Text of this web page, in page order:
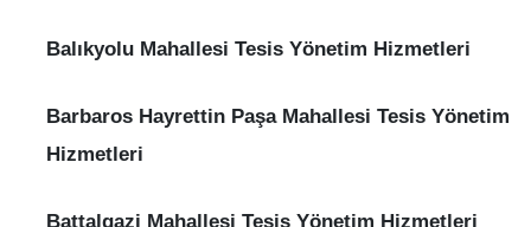
Balıkyolu Mahallesi Tesis Yönetim Hizmetleri
Barbaros Hayrettin Paşa Mahallesi Tesis Yönetim
Hizmetleri
Battalgazi Mahallesi Tesis Yönetim Hizmetleri